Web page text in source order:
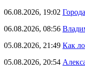
06.08.2026, 19:02
06.08.2026, 08:56
05.08.2026, 21:49 Как
05.08.2026, 20:54